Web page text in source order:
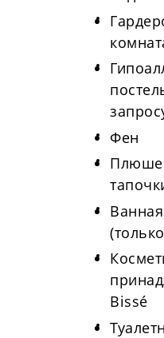
Фен
Bissé